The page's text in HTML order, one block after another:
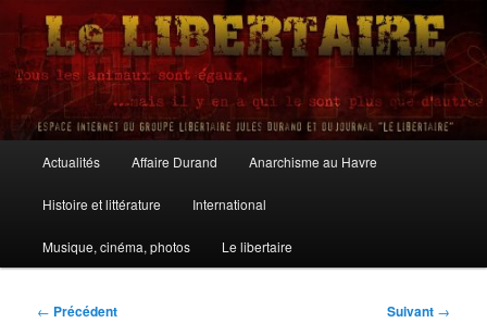
Aller
contenu
principalLe Libertaire
principal
Actualités Affaire Durand Anarchisme au Havre
Histoire et littérature International
Musique, cinéma, photos Le libertaire
Navigation
← Précédent Suivant →